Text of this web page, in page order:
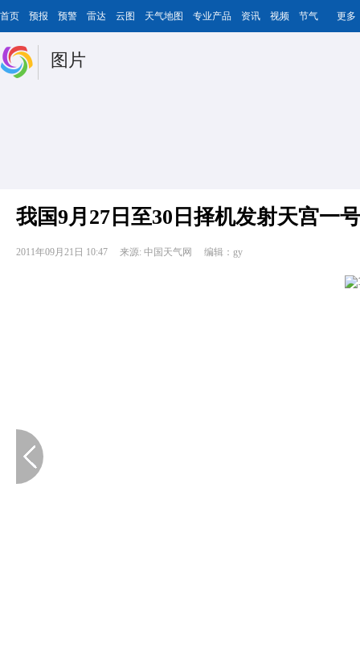
首页 预报 预警 雷达 云图 天气地图 专业产品 资讯 视频 节气 更多
图片
我国9月27日至30日择机发射天宫一号
2011年09月21日 10:47 来源: 中国天气网 编辑：gy